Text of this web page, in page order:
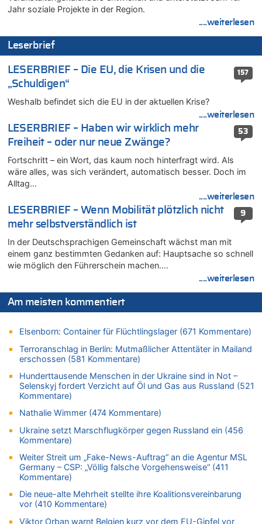
Wasserstand des Rheins in NRW so niedrig wie noch nie
06.08.2026 - 13:53 von Frage an den Hondsjong zu
06.08.2026 - 13:34 von Zeitzeuge zu
06.08.2026 - 13:27 von Hubert F. zu
Wasserstand des Rheins in NRW so niedrig wie noch nie
06.08.2026 - 13:20 von Speck für die Mâuse zu
FIFA-Spitze demonstriert Einigkeit trotz Kritik und neuer
Vorwürfe gegen Präsident Gianni Infantino
06.08.2026 - 12:41 von Hugo Egon Bernhard von Sinnen zu
Frau hörte Stimmen aus Haus des verstorbenen Nachbarn
06.08.2026 - 12:36 von Gärlinde zu
Aachen ab 11. August wieder Mekka des Pferdesports –
06.08.2026 - 12:26 von Guido Scholzen zu
Zweite Hitzewelle in diesem Sommer ist jetzt amtlich
06.08.2026 - 12:17 von Sparwasser zu
Zweite Hitzewelle in diesem Sommer ist jetzt amtlich
06.08.2026 - 12:13 von Dax zu
Zweite Hitzewelle in diesem Sommer ist jetzt amtlich
06.08.2026 - 12:13 von Heinz F. zu
Mehrere Menschen in Londons City niedergestochen
Zweite Hitzewelle in diesem Sommer ist jetzt amtlich
06.08.2026 - 12:08 von Medium zu
Frau hörte Stimmen aus Haus des verstorbenen Nachbarn
06.08.2026 - 11:52 von Hubert F. zu
Zweite Hitzewelle in diesem Sommer ist jetzt amtlich
06.08.2026 - 11:46 von Ermitler zu
Zweite Hitzewelle in diesem Sommer ist jetzt amtlich
06.08.2026 - 11:42 von Willi Müller zu
Eschweiler: 16-Jähriger soll seine Oma ermordet haben
06.08.2026 - 11:35 von ne Hondsjong zu
Zweite Hitzewelle in diesem Sommer ist jetzt amtlich
06.08.2026 - 11:11 von Dax zu
Wie kam es zur Ceuta-Krise?
06.08.2026 - 10:39 von Mungo zu
Jahr soziale Projekte in der Region.
....weiterlesen
Leserbrief
157
LESERBRIEF – Die EU, die Krisen und die
„Schuldigen“
Weshalb befindet sich die EU in der aktuellen Krise?
....weiterlesen
53
LESERBRIEF – Haben wir wirklich mehr
Freiheit – oder nur neue Zwänge?
Fortschritt – ein Wort, das kaum noch hinterfragt wird. Als
wäre alles, was sich verändert, automatisch besser. Doch im
Alltag…
....weiterlesen
9
LESERBRIEF – Wenn Mobilität plötzlich nicht
mehr selbstverständlich ist
In der Deutschsprachigen Gemeinschaft wächst man mit
einem ganz bestimmten Gedanken auf: Hauptsache so schnell
wie möglich den Führerschein machen….
....weiterlesen
Am meisten kommentiert
Elsenborn: Container für Flüchtlingslager (671 Kommentare)
Terroranschlag in Berlin: Mutmaßlicher Attentäter in Mailand
erschossen (581 Kommentare)
Hunderttausende Menschen in der Ukraine sind in Not –
Selenskyj fordert Verzicht auf Öl und Gas aus Russland (521
Kommentare)
Nathalie Wimmer (474 Kommentare)
Ukraine setzt Marschflugkörper gegen Russland ein (456
Kommentare)
Weiter Streit um „Fake-News-Auftrag“ an die Agentur MSL
Germany – CSP: „Völlig falsche Vorgehensweise“ (411
Kommentare)
Die neue-alte Mehrheit stellte ihre Koalitionsvereinbarung
vor (410 Kommentare)
Viktor Orban warnt Belgien kurz vor dem EU-Gipfel vor